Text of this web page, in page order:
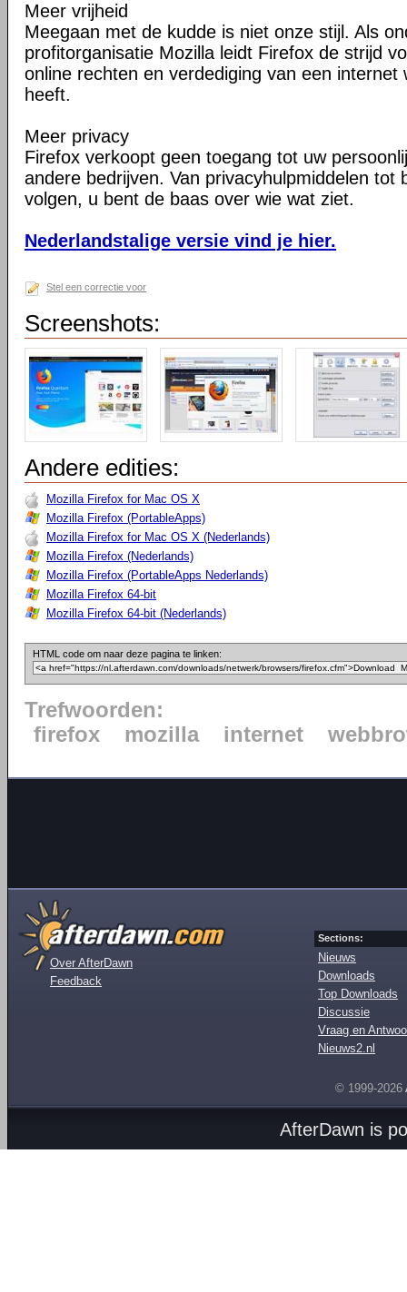
Meer vrijheid
Meegaan met de kudde is niet onze stijl. Als
profitorganisatie Mozilla leidt Firefox de strijd
online rechten en verdediging van een internet
heeft.
Meer privacy
Firefox verkoopt geen toegang tot uw
andere bedrijven. Van privacyhulpmiddelen tot
volgen, u bent de baas over wie wat ziet.
Nederlandstalige versie vind je hier.
Stel een correctie voor
Screenshots:
Andere edities:
Mozilla Firefox for Mac OS X
Mozilla Firefox (PortableApps)
Mozilla Firefox for Mac OS X (Nederlands)
Mozilla Firefox (Nederlands)
Mozilla Firefox (PortableApps Nederlands)
Mozilla Firefox 64-bit
Mozilla Firefox 64-bit (Nederlands)
HTML code om naar deze pagina te linken:
Trefwoorden:
firefox
mozilla internet
Over AfterDawn
Feedback
Sections:
Nieuws
Downloads
Top Downloads
Discussie
Vraag en
Nieuws2.nl
© 1999-2026
AfterDawn is